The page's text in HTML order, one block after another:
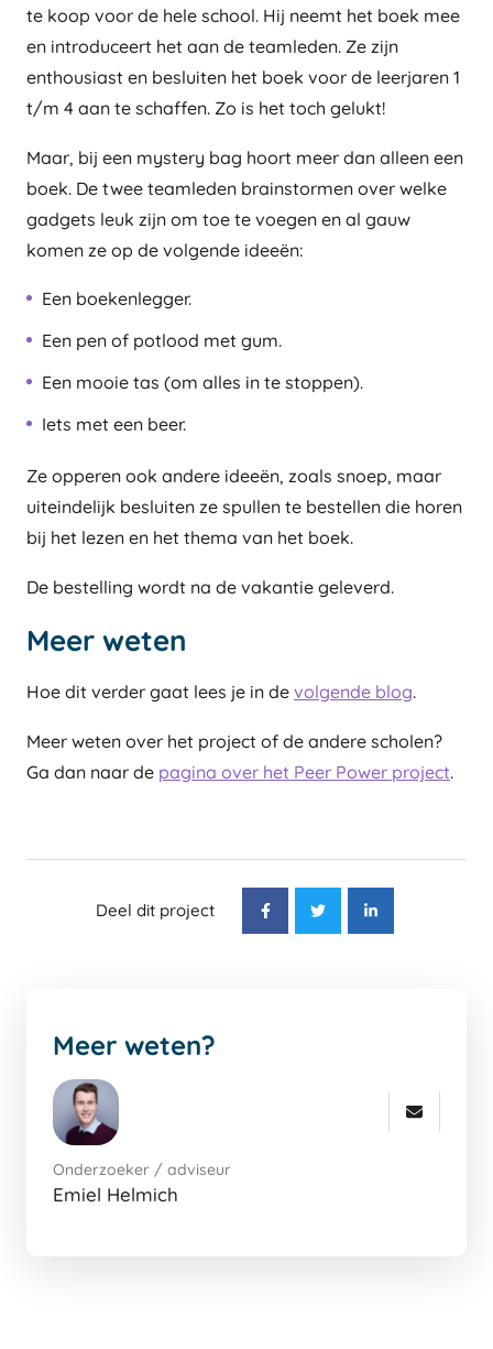
te koop voor de hele school. Hij neemt het boek mee
en introduceert het aan de teamleden. Ze zijn
enthousiast en besluiten het boek voor de leerjaren 1
t/m 4 aan te schaffen. Zo is het toch gelukt!
Maar, bij een mystery bag hoort meer dan alleen een
boek. De twee teamleden brainstormen over welke
gadgets leuk zijn om toe te voegen en al gauw
komen ze op de volgende ideeën:
Een boekenlegger.
Een pen of potlood met gum.
Een mooie tas (om alles in te stoppen).
Iets met een beer.
Ze opperen ook andere ideeën, zoals snoep, maar
uiteindelijk besluiten ze spullen te bestellen die horen
bij het lezen en het thema van het boek.
De bestelling wordt na de vakantie geleverd.
Meer weten
Hoe dit verder gaat lees je in de volgende blog.
Meer weten over het project of de andere scholen?
Ga dan naar de pagina over het Peer Power project.
Deel dit project
Meer weten?
Onderzoeker / adviseur
Emiel Helmich